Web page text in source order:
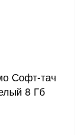
Софт-тач
8 Гб